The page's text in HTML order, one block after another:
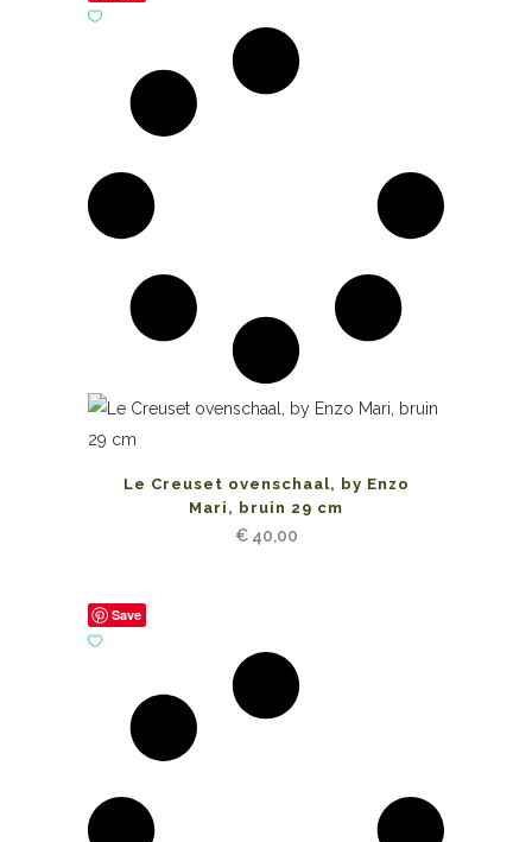
Le Creuset ovenschaal, by Enzo
Mari, bruin 29 cm
€40,00
Save